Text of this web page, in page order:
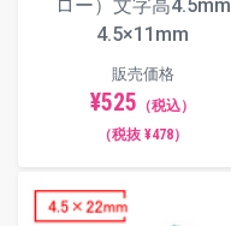
ロー）文字高4.5mm
4.5×11mm
販売価格
¥525 （税込）
（税抜 ¥478）